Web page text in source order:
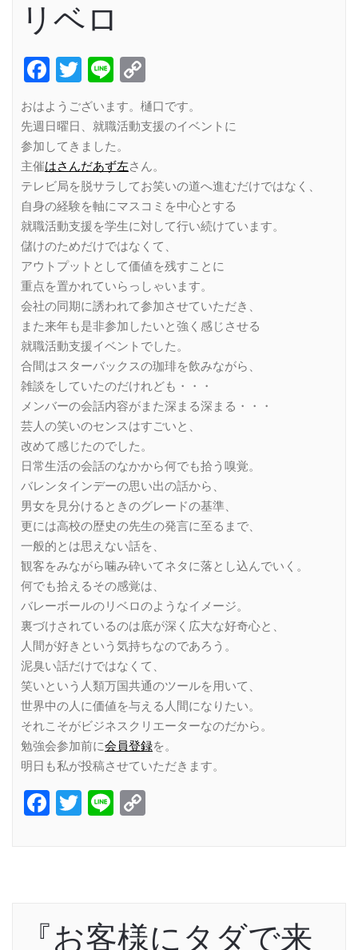
リベロ
Facebook
Twitter
Line
Link
おはようございます。樋口です。
先週日曜日、就職活動支援のイベントに
参加してきました。
主催はさんだあず左さん。
テレビ局を脱サラしてお笑いの道へ進むだけではなく、
自身の経験を軸にマスコミを中心とする
就職活動支援を学生に対して行い続けています。
儲けのためだけではなくて、
アウトプットとして価値を残すことに
重点を置かれていらっしゃいます。
会社の同期に誘われて参加させていただき、
また来年も是非参加したいと強く感じさせる
就職活動支援イベントでした。
合間はスターバックスの珈琲を飲みながら、
雑談をしていたのだけれども・・・
メンバーの会話内容がまた深まる深まる・・・
芸人の笑いのセンスはすごいと、
改めて感じたのでした。
日常生活の会話のなかから何でも拾う嗅覚。
バレンタインデーの思い出の話から、
男女を見分けるときのグレードの基準、
更には高校の歴史の先生の発言に至るまで、
一般的とは思えない話を、
観客をみながら噛み砕いてネタに落とし込んでいく。
何でも拾えるその感覚は、
バレーボールのリベロのようなイメージ。
裏づけされているのは底が深く広大な好奇心と、
人間が好きという気持ちなのであろう。
泥臭い話だけではなくて、
笑いという人類万国共通のツールを用いて、
世界中の人に価値を与える人間になりたい。
それこそがビジネスクリエーターなのだから。
勉強会参加前に会員登録を。
明日も私が投稿させていただきます。
Facebook
Twitter
Line
『お客様にタダで来